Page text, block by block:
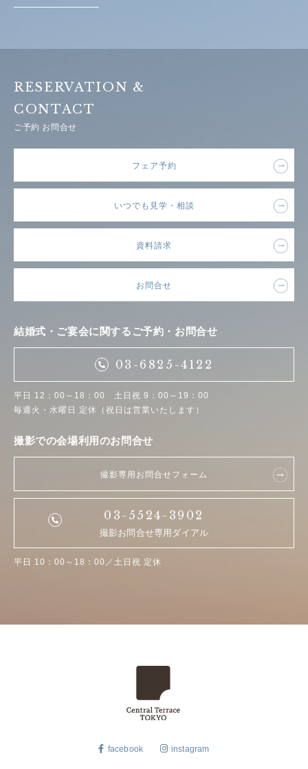
RESERVATION &
CONTACT
ご予約 お問合せ
フェア予約
いつでも見学・相談
資料請求
お問合せ
結婚式・ご宴会に関するご予約・お問合せ
03-6825-4122
平日 12：00～18：00 土日祝 9：00～19：00
毎週火・水曜日 定休（祝日は営業いたします）
撮影での会場利用のお問合せ
撮影専用お問合せフォーム
03-5524-3902
撮影お問合せ専用ダイアル
平日 10：00～18：00／土日祝 定休
facebook instagram